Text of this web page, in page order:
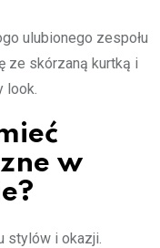
ulubionego zespołu
ze skórzaną kurtką i
look.
w
stylów i okazji.